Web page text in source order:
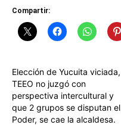
Compartir:
Elección de Yucuita viciada,
TEEO no juzgó con
perspectiva intercultural y
que 2 grupos se disputan el
Poder, se cae la alcaldesa.